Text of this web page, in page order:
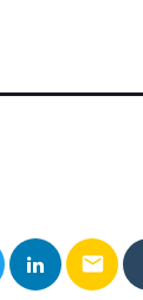
email